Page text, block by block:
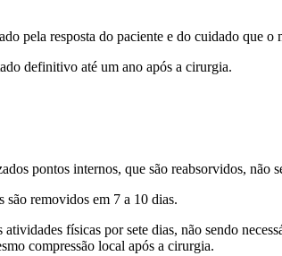
pela resposta do paciente e do cuidado que o
definitivo até um ano após a cirurgia.
pontos internos, que são reabsorvidos, não
são removidos em 7 a 10 dias.
atividades físicas por sete dias, não sendo
compressão local após a cirurgia.